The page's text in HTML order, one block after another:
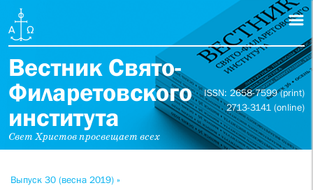
Вестник Свято-
Филаретовского
института
Свет Христов просвещает всех
ISSN: 2658-7599 (print)
2713-3141 (online)
Выпуск 30 (весна 2019) »